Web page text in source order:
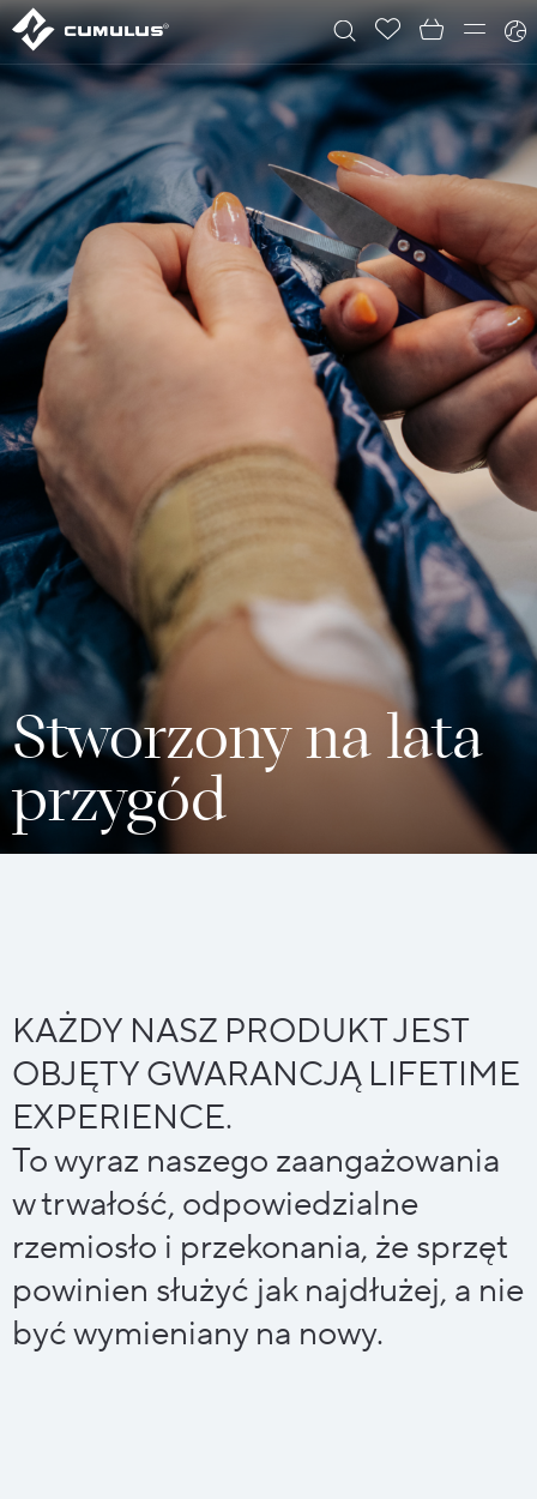
Stworzony na lata
przygód
KAŻDY NASZ PRODUKT JEST
OBJĘTY GWARANCJĄ LIFETIME
EXPERIENCE.
To wyraz naszego zaangażowania
w trwałość, odpowiedzialne
rzemiosło i przekonania, że sprzęt
powinien służyć jak najdłużej, a nie
być wymieniany na nowy.